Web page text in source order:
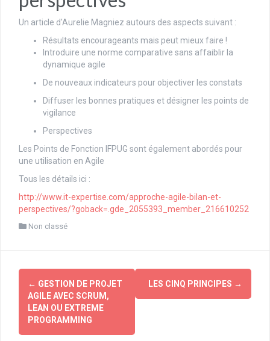
Un article d'Aurelie Magniez autours des aspects suivant :
Résultats encourageants mais peut mieux faire !
Introduire une norme comparative sans affaiblir la
dynamique agile
De nouveaux indicateurs pour objectiver les constats
Diffuser les bonnes pratiques et désigner les points de
vigilance
Perspectives
Les Points de Fonction IFPUG sont également abordés pour
une utilisation en Agile
Tous les détails ici :
http://www.it-expertise.com/approche-agile-bilan-et-
perspectives/?goback=.gde_2055393_member_216610252
Non classé
Navigation
d'article
← GESTION DE PROJET
AGILE AVEC SCRUM,
LEAN OU EXTREME
PROGRAMMING
LES CINQ PRINCIPES →